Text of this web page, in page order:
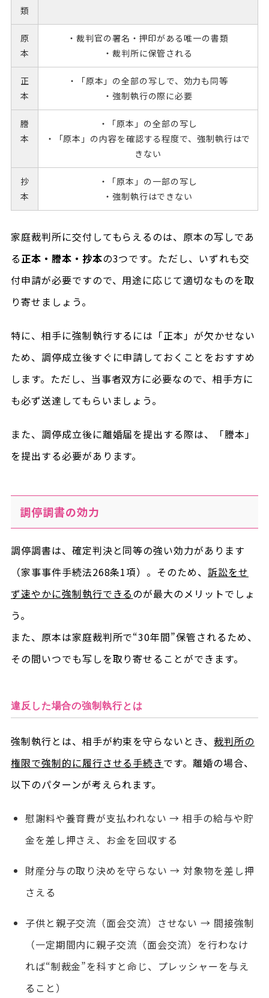
類
原
本
・裁判官の署名・押印がある唯一の書類
・裁判所に保管される
正
本
・「原本」の全部の写しで、効力も同等
・強制執行の際に必要
謄
本
・「原本」の全部の写し
・「原本」の内容を確認する程度で、強制執行はで
きない
抄
本
・「原本」の一部の写し
・強制執行はできない
家庭裁判所に交付してもらえるのは、原本の写しであ
る正本・謄本・抄本の3つです。ただし、いずれも交
付申請が必要ですので、用途に応じて適切なものを取
り寄せましょう。
特に、相手に強制執行するには「正本」が欠かせない
ため、調停成立後すぐに申請しておくことをおすすめ
します。ただし、当事者双方に必要なので、相手方に
も必ず送達してもらいましょう。
また、調停成立後に離婚届を提出する際は、「謄本」
を提出する必要があります。
調停調書の効力
調停調書は、確定判決と同等の強い効力があります
（家事事件手続法268条1項）。そのため、訴訟をせ
ず速やかに強制執行できるのが最大のメリットでしょ
う。
また、原本は家庭裁判所で“30年間”保管されるため、
その間いつでも写しを取り寄せることができます。
違反した場合の強制執行とは
強制執行とは、相手が約束を守らないとき、裁判所の
権限で強制的に履行させる手続きです。離婚の場合、
以下のパターンが考えられます。
慰謝料や養育費が支払われない → 相手の給与や貯
金を差し押さえ、お金を回収する
財産分与の取り決めを守らない → 対象物を差し押
さえる
子供と親子交流（面会交流）させない → 間接強制
（一定期間内に親子交流（面会交流）を行わなけ
れば“制裁金”を科すと命じ、プレッシャーを与え
ること）